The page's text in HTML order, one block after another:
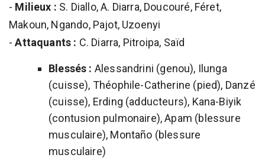
- Milieux : S. Diallo, A. Diarra, Doucouré, Féret,
Makoun, Ngando, Pajot, Uzoenyi
-Attaquants : C. Diarra, Pitroipa, Saïd
Blessés : Alessandrini (genou), Ilunga
(cuisse), Théophile-Catherine (pied), Danzé
(cuisse), Erding (adducteurs), Kana-Biyik
(contusion pulmonaire), Apam (blessure
musculaire), Montaño (blessure
musculaire)